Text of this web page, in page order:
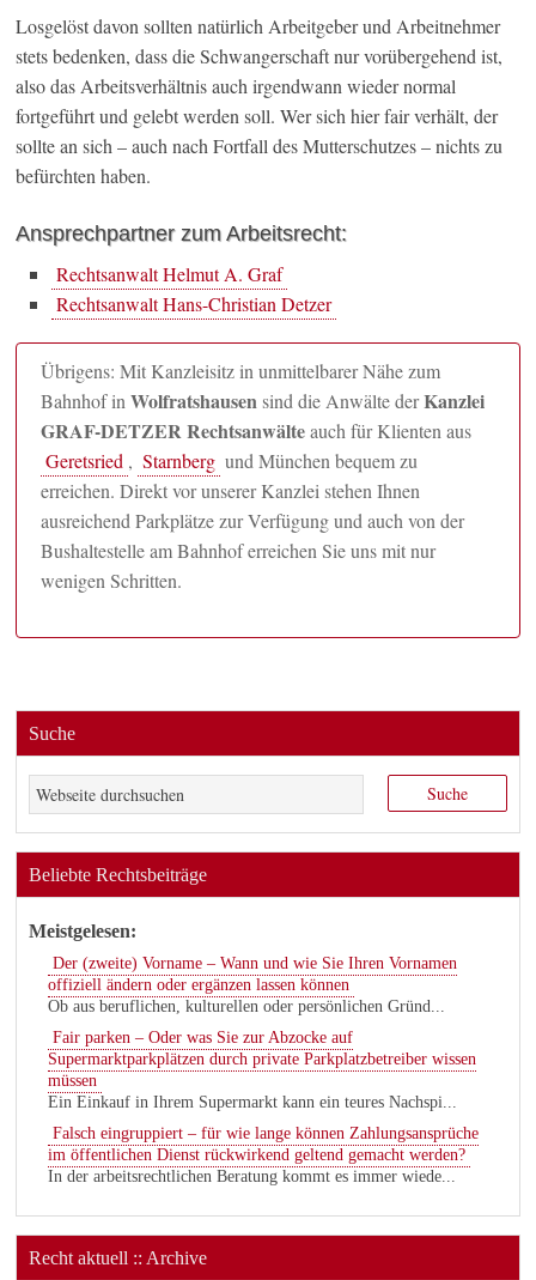
Losgelöst davon sollten natürlich Arbeitgeber und Arbeitnehmer
stets bedenken, dass die Schwangerschaft nur vorübergehend ist,
also das Arbeitsverhältnis auch irgendwann wieder normal
fortgeführt und gelebt werden soll. Wer sich hier fair verhält, der
sollte an sich – auch nach Fortfall des Mutterschutzes – nichts zu
befürchten haben.
Ansprechpartner zum Arbeitsrecht:
Rechtsanwalt Helmut A. Graf
Rechtsanwalt Hans-Christian Detzer
Übrigens: Mit Kanzleisitz in unmittelbarer Nähe zum
Bahnhof inWolfratshausensind die Anwälte derKanzlei
GRAF-DETZER Rechtsanwälteauch für Klienten aus
Geretsried , Starnberg und München bequem zu
erreichen. Direkt vor unserer Kanzlei stehen Ihnen
ausreichend Parkplätze zur Verfügung und auch von der
Bushaltestelle am Bahnhof erreichen Sie uns mit nur
wenigen Schritten.
Suche
Beliebte Rechtsbeiträge
Meistgelesen:
Der (zweite) Vorname – Wann und wie Sie Ihren Vornamen
offiziell ändern oder ergänzen lassen können
Ob aus beruflichen, kulturellen oder persönlichen Gründ...
Fair parken – Oder was Sie zur Abzocke auf
Supermarktparkplätzen durch private Parkplatzbetreiber wissen
müssen
Ein Einkauf in Ihrem Supermarkt kann ein teures Nachspi...
Falsch eingruppiert – für wie lange können Zahlungsansprüche
im öffentlichen Dienst rückwirkend geltend gemacht werden?
In der arbeitsrechtlichen Beratung kommt es immer wiede...
Recht aktuell :: Archive